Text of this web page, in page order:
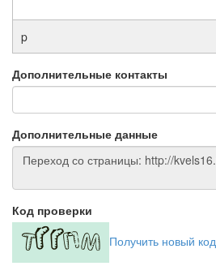
p
Дополнительные контакты
Дополнительные данные
Код проверки
Получить новый код